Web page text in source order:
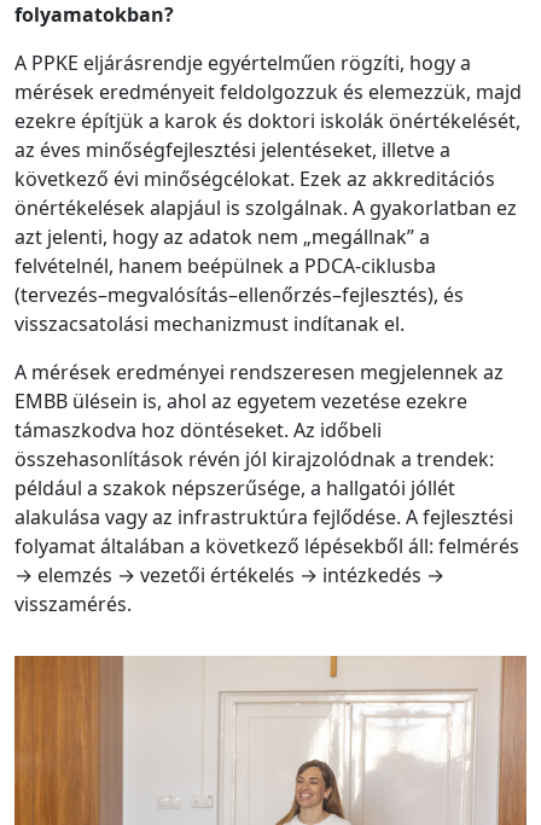
folyamatokban?
A PPKE eljárásrendje egyértelműen rögzíti, hogy a
mérések eredményeit feldolgozzuk és elemezzük, majd
ezekre építjük a karok és doktori iskolák önértékelését,
az éves minőségfejlesztési jelentéseket, illetve a
következő évi minőségcélokat. Ezek az akkreditációs
önértékelések alapjául is szolgálnak. A gyakorlatban ez
azt jelenti, hogy az adatok nem „megállnak” a
felvételnél, hanem beépülnek a PDCA-ciklusba
(tervezés–megvalósítás–ellenőrzés–fejlesztés), és
visszacsatolási mechanizmust indítanak el.
A mérések eredményei rendszeresen megjelennek az
EMBB ülésein is, ahol az egyetem vezetése ezekre
támaszkodva hoz döntéseket. Az időbeli
összehasonlítások révén jól kirajzolódnak a trendek:
például a szakok népszerűsége, a hallgatói jóllét
alakulása vagy az infrastruktúra fejlődése. A fejlesztési
folyamat általában a következő lépésekből áll: felmérés
→ elemzés → vezetői értékelés → intézkedés →
visszamérés.